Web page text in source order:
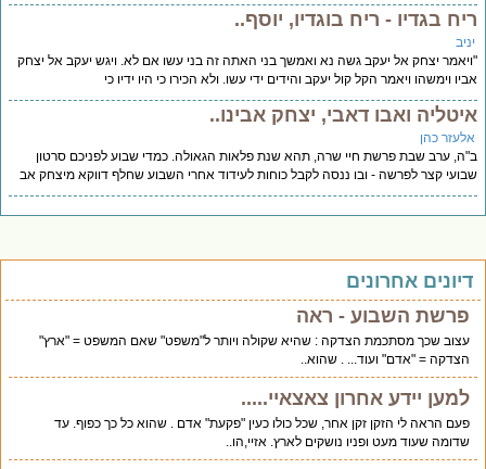
בגדיו - ריח בוגדיו, יוסף..
יצחק אל יעקב גשה נא ואמשך בני האתה זה בני עשו אם לא. ויגש יעקב אל יצחק
וימשהו ויאמר הקל קול יעקב והידים ידי עשו. ולא הכירו כי היו ידיו כי
ואבו דאבי, יצחק אבינו..
כהן
ערב שבת פרשת חיי שרה, תהא שנת פלאות הגאולה. כמדי שבוע לפניכם סרטון
קצר לפרשה - ובו ננסה לקבל כוחות לעידוד אחרי השבוע שחלף דווקא מיצחק אב
אחרונים
פרשת השבוע - ראה
עצוב שכך מסתכמת הצדקה : שהיא שקולה ויותר ל"משפט" שאם המשפט = "ארץ"
הצדקה = "אדם" ועוד... . שהוא..
למען יידע אחרון צאצאיי.....
פעם הראה לי הזקן זקן אחר, שכל כולו כעין "פקעת" אדם . שהוא כל כך כפוף. עד
שדומה שעוד מעט ופניו נושקים לארץ. אזיי,הו..